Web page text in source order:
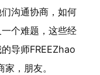
沟通协商，如何
个难题，这些经
导师FREEZhao
，朋友。